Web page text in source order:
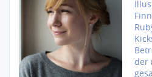
der